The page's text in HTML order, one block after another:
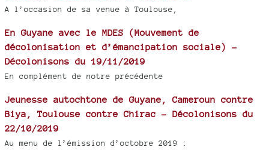
A l’occasion de sa venue à Toulouse,
En Guyane avec le MDES (Mouvement de
décolonisation et d’émancipation sociale) -
Décolonisons du 19/11/2019
En complément de notre précédente
Jeunesse autochtone de Guyane, Cameroun contre
Biya, Toulouse contre Chirac - Décolonisons du
22/10/2019
Au menu de l’émission d’octobre 2019 :